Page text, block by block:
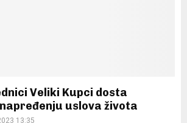
Veliki Kupci dosta
uslova života
13:35